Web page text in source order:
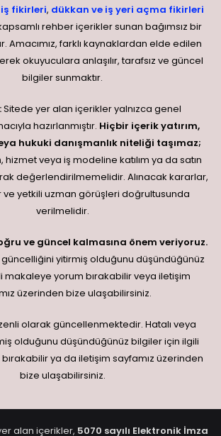
fikirleri, dükkan ve iş yeri açma fikirleri
rehber içerikler sunan bağımsız bir
Amacımız, farklı kaynaklardan elde edilen
okuyuculara anlaşılır, tarafsız ve güncel
bilgiler sunmaktır.
Sitede yer alan içerikler yalnızca genel
hazırlanmıştır. Hiçbir içerik yatırım,
hukuki danışmanlık niteliği taşımaz;
veya iş modeline katılım ya da satın
değerlendirilmemelidir. Alınacak kararlar,
ve yetkili uzman görüşleri doğrultusunda
verilmelidir.
ve güncel kalmasına önem veriyoruz.
güncelliğini yitirmiş olduğunu düşündüğünüz
makaleye yorum bırakabilir veya iletişim
üzerinden bize ulaşabilirsiniz.
olarak güncellenmektedir. Hatalı veya
olduğunu düşündüğünüz bilgiler için ilgili
ya da iletişim sayfamız üzerinden
bize ulaşabilirsiniz.
alan içerikler, 5070 sayılı Elektronik İmza